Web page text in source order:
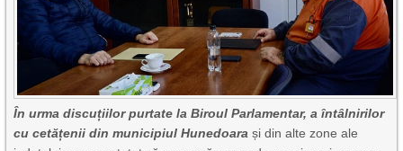
În urma discuțiilor purtate la Biroul Parlamentar, a întâlnirilor
cu cetățenii din municipiul Hunedoara și din alte zone ale